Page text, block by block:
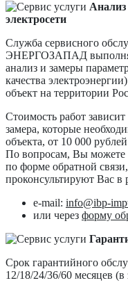
Анализ
электросети
Служба сервисного
ЭНЕРГОЗАПАД
анализ и замеры
качества
объект на территории
Стоимость работ
замера, которые
объекта, от 10 000
По вопросам, Вы можете
по форме обратной
проконсультируют Вас в
e-mail: info@ibp-
или через форму
Срок гарантийного
12/18/24/36/60 месяцев